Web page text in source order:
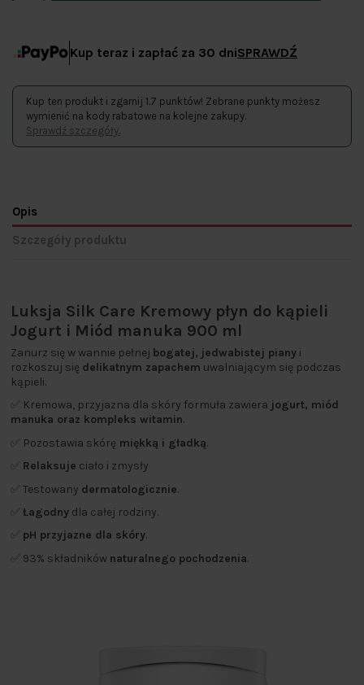
Kup teraz i zapłać za 30 dniSPRAWDŹ
Kup ten produkt i zgarnij 1.7 punktów! Zebrane punkty możesz
wymienić na kody rabatowe na kolejne zakupy.
Sprawdź szczegóły.
Opis
Szczegóły produktu
Luksja Silk Care Kremowy płyn do kąpieli
Jogurt i Miód manuka 900 ml
Zanurz się w wannie pełnej bogatej, jedwabistej piany i
rozkoszuj się delikatnym zapachem uwalniającym się podczas
kąpieli.
✅ Kremowa, przyjazna dla skóry formuła zawiera jogurt, miód
manuka oraz kompleks witamin.
✅ Pozostawia skórę miękką i gładką.
Relaksuje ciało i zmysły
✅ Testowany dermatologicznie.
Łagodny dla całej rodziny.
pH przyjazne dla skóry.
✅ 93% składników naturalnego pochodzenia.